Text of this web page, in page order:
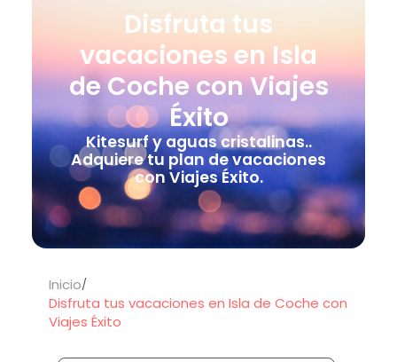
Disfruta tus
vacaciones en Isla
de Coche con Viajes
Éxito
Kitesurf y aguas cristalinas..
Adquiere tu plan de vacaciones
con Viajes Éxito.
Inicio
Disfruta tus vacaciones en Isla de Coche con
Viajes Éxito